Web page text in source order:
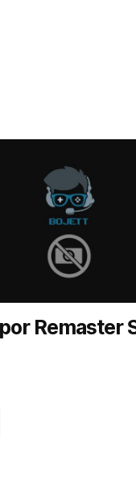
Remaster